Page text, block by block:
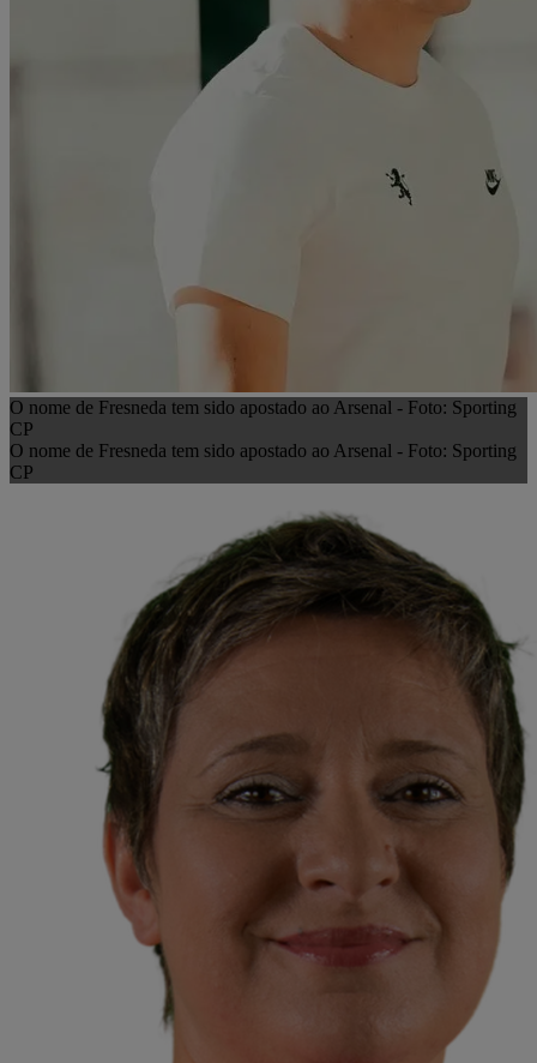
O nome de Fresneda tem sido apostado ao Arsenal - Foto: Sporting
CP
O nome de Fresneda tem sido apostado ao Arsenal - Foto: Sporting
CP